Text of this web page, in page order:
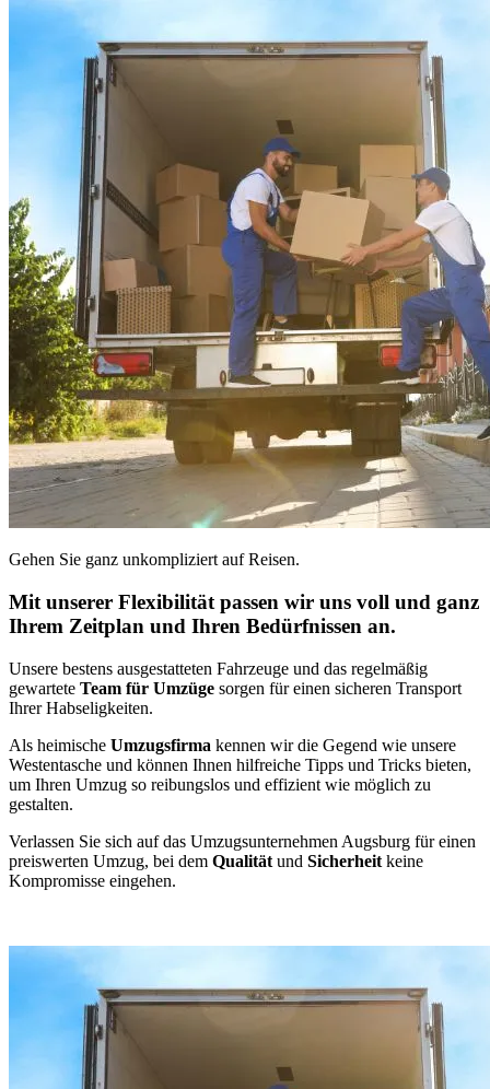
Gehen Sie ganz unkompliziert auf Reisen.
Mit unserer Flexibilität passen wir uns voll und ganz
Ihrem Zeitplan und Ihren Bedürfnissen an.
Unsere bestens ausgestatteten Fahrzeuge und das regelmäßig
gewartete Team für Umzüge sorgen für einen sicheren Transport
Ihrer Habseligkeiten.
Als heimische Umzugsfirma kennen wir die Gegend wie unsere
Westentasche und können Ihnen hilfreiche Tipps und Tricks bieten,
um Ihren Umzug so reibungslos und effizient wie möglich zu
gestalten.
Verlassen Sie sich auf das Umzugsunternehmen Augsburg für einen
preiswerten Umzug, bei dem Qualität und Sicherheit keine
Kompromisse eingehen.